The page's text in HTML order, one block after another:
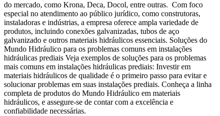
do mercado, como Krona, Deca, Docol, entre outras. Com foco
especial no atendimento ao público jurídico, como construtoras,
instaladoras e indústrias, a empresa oferece ampla variedade de
produtos, incluindo conexões galvanizadas, tubos de aço
galvanizado e outros materiais hidráulicos essenciais. Soluções do
Mundo Hidráulico para os problemas comuns em instalações
hidráulicas prediais Veja exemplos de soluções para os problemas
mais comuns em instalações hidráulicas prediais: Investir em
materiais hidráulicos de qualidade é o primeiro passo para evitar e
solucionar problemas em suas instalações prediais. Conheça a linha
completa de produtos do Mundo Hidráulico em materiais
hidráulicos, e assegure-se de contar com a excelência e
confiabilidade necessárias.